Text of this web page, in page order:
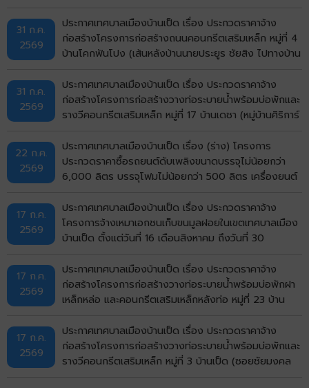
ขอนแก่น จังหวัดขอนแก่น ด้วยวิธีประกวดราคา
อิเล็กทรอนิกส์ (e-bidding)
31 ก.ค.
2569
ประกาศเทศบาลเมืองบ้านเป็ด เรื่อง ประกวดราคาจ้าง
ก่อสร้างโครงการก่อสร้างถนนคอนกรีตเสริมเหล็ก หมู่ที่ 4
บ้านโคกฟันโปง (เส้นหลังบ้านนายประยูร ชัยสิง ไปทางบ้าน
จังหวัดขอนแก่น ด้วยวิธีประกวดราคาอิเล็กทรอนิกส์ (e-
bidding)
31 ก.ค.
2569
ประกาศเทศบาลเมืองบ้านเป็ด เรื่อง ประกวดราคาจ้าง
ก่อสร้างโครงการก่อสร้างวางท่อระบายน้ำพร้อมบ่อพักและ
รางวีคอนกรีตเสริมเหล็ก หมู่ที่ 17 บ้านเดชา (หมู่บ้านศิริการ์
ด้วยวิธีประกวดราคาอิเล็กทรอนิกส์ (e-bidding)
22 ก.ค.
2569
ประกาศเทศบาลเมืองบ้านเป็ด เรื่อง (ร่าง) โครงการ
ประกวดราคาซื้อรถยนต์ดับเพลิงขนาดบรรจุไม่น้อยกว่า
6,000 ลิตร บรรจุโฟมไม่น้อยกว่า 500 ลิตร เครื่องยนต์
ตั้งระบบปั๊มแรงดันสูงและอุปกรณ์ในการดับเพลิงครบชุด
จำนวน 1 คัน ด้วยวิธีประกวดราคาอิเล็กทรอนิกส์ (e-
bidding)
17 ก.ค.
2569
ประกาศเทศบาลเมืองบ้านเป็ด เรื่อง ประกวดราคาจ้าง
โครงการจ้างเหมาเอกชนเก็บขนมูลฝอยในเขตเทศบาลเมือง
บ้านเป็ด ตั้งแต่วันที่ 16 เดือนสิงหาคม ถึงวันที่ 30
(e-bidding)
17 ก.ค.
2569
ประกาศเทศบาลเมืองบ้านเป็ด เรื่อง ประกวดราคาจ้าง
ก่อสร้างโครงการก่อสร้างวางท่อระบายน้ำพร้อมบ่อพักฝา
เหล็กหล่อ และคอนกรีตเสริมเหล็กหลังท่อ หมู่ที่ 23 บ้าน
อำเภอเมืองขอนแก่น จังหวัดขอนแก่น ด้วยวิธีประกวดราคา
อิเล็กทรอนิกส์ (e-bidding)
17 ก.ค.
2569
ประกาศเทศบาลเมืองบ้านเป็ด เรื่อง ประกวดราคาจ้าง
ก่อสร้างโครงการก่อสร้างวางท่อระบายน้ำพร้อมบ่อพักและ
รางวีคอนกรีตเสริมเหล็ก หมู่ที่ 3 บ้านเป็ด (ซอยชัยมงคล